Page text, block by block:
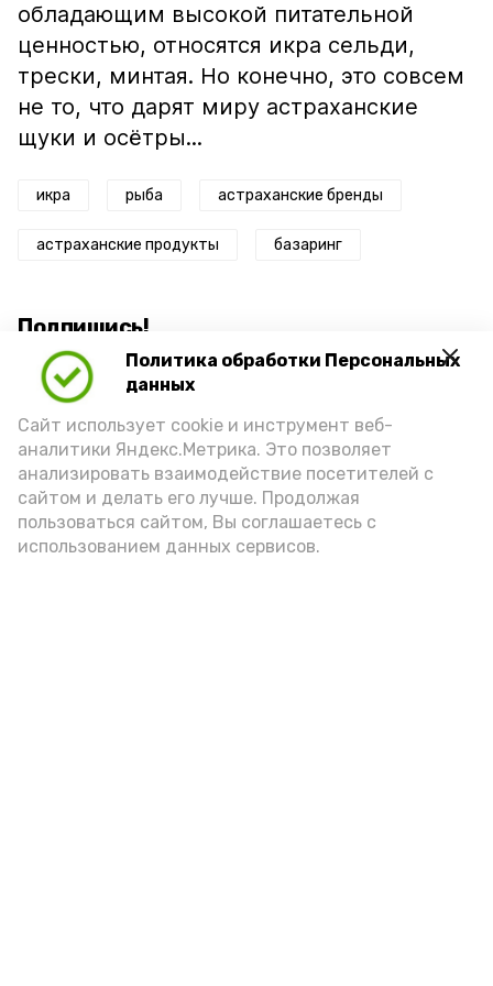
Политика обработки Персональных
данных
Сайт использует cookie и инструмент веб-
аналитики Яндекс.Метрика. Это позволяет
анализировать взаимодействие посетителей с
сайтом и делать его лучше. Продолжая
пользоваться сайтом, Вы соглашаетесь с
использованием данных сервисов.
обладающим высокой питательной
ценностью, относятся икра сельди,
трески, минтая. Но конечно, это совсем
не то, что дарят миру астраханские
щуки и осётры...
икра рыба астраханские бренды
астраханские продукты базаринг
Подпишись!
А24 в MAX А24 в Вконтакте